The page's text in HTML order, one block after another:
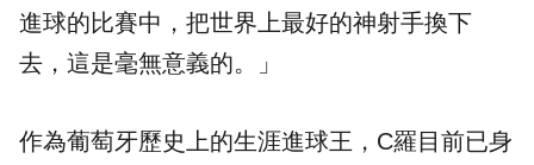
進球的比賽中，把世界上最好的神射手換下
去，這是毫無意義的。」
作為葡萄牙歷史上的生涯進球王，C羅目前已身